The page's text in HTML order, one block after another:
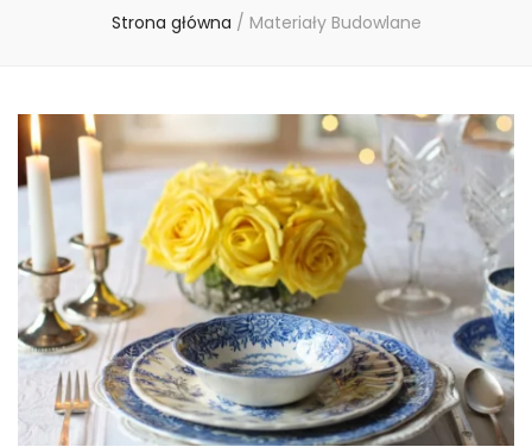
Strona główna / Materiały Budowlane